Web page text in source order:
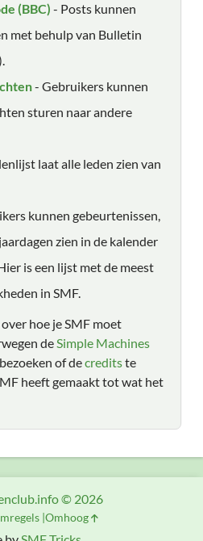
(BBC) - Posts kunnen
met behulp van Bulletin
- Gebruikers kunnen
sturen naar andere
laat alle leden zien van
kunnen gebeurtenissen,
zien in de kalender
is een lijst met de meest
in SMF.
hoe je SMF moet
deSimple Machines
of decreditste
heeft gemaakt tot wat het
© 2026
Omhoog